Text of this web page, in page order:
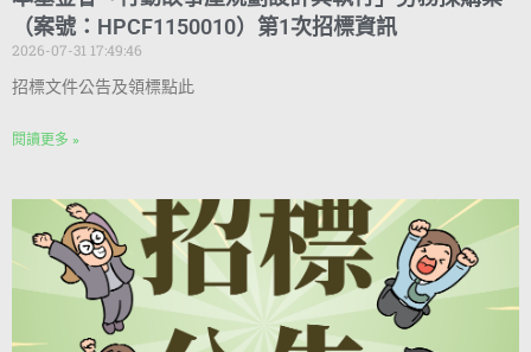
（案號：HPCF1150010）第1次招標資訊
2026-07-31 17:49:46
招標文件公告及領標點此
閱讀更多 »